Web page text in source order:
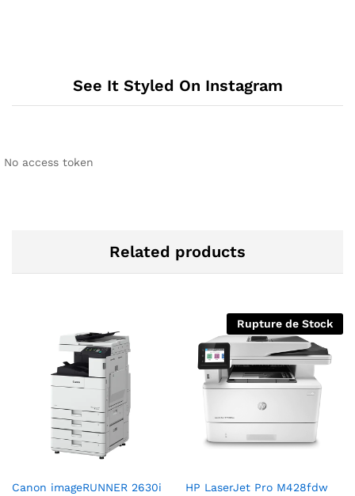
See It Styled On Instagram
No access token
Related products
Canon imageRUNNER 2630i
Rupture de Stock
HP LaserJet Pro M428fdw